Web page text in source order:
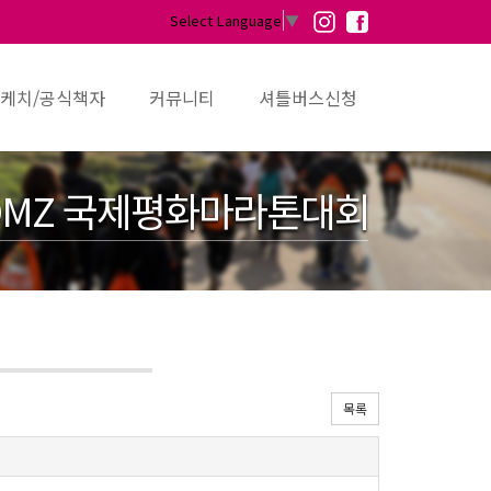
Select Language ▼
치/공식책자 커뮤니티 셔틀버스신청
국제평화마라톤대회
목록